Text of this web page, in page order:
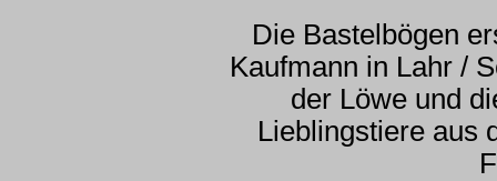
Die Bastelbögen
Kaufmann in Lahr /
der Löwe und
Lieblingstiere aus